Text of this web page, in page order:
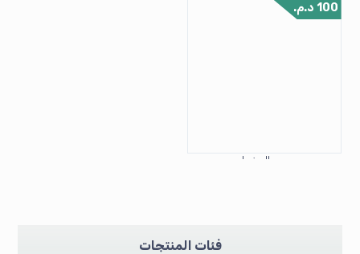
سروال خيط
100 د.م.
فئات المنتجات